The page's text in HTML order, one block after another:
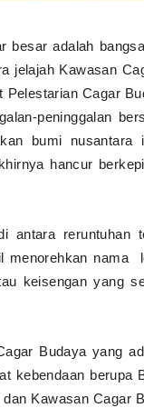
besar adalah
jelajah Kawasan
Cagar
peninggalan
bumi
hancur
antara
menorehkan nama
keisengan yang
Budaya yang
kebendaan berupa
dan Kawasan Cagar